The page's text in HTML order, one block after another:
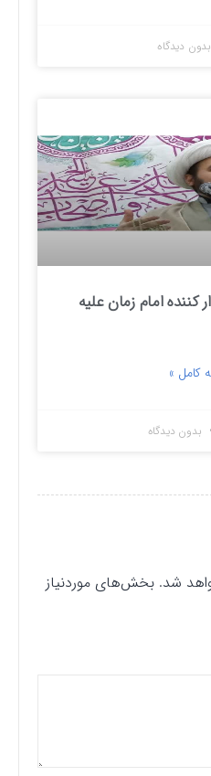
دیدگاه
امام زمان علیه
»
بدون دیدگاه
شد. بخش‌های موردنیاز